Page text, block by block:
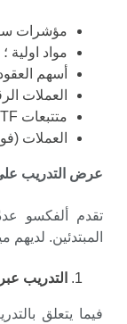
مؤشرات
مواد اولية ؛
أسهم
العملات
متتبعات ETF
العملات
عرض التدريب
تقدم ألفكسو
المبتدئين.
التدريب